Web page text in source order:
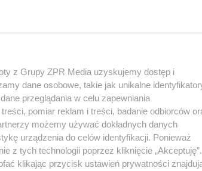
praktycznych
możliwość śledzenia na
m. in. prof. Adama
Warsztatach
z Grupy ZPR Media uzyskujemy dostęp i
dane osobowe, takie jak unikalne
przeglądania w celu zapewniania
pomiar reklam i treści, badanie odbiorców
możemy używać dokładnych danych
urządzenia do celów identyfikacji. Ponieważ
z tych technologii poprzez kliknięcie „Akceptuję”.
klikając przycisk ustawień prywatności